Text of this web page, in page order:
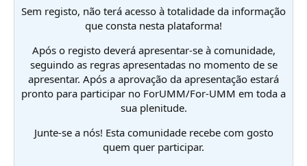
Sem registo, não terá acesso à totalidade da informação
que consta nesta plataforma!
Após o registo deverá apresentar-se à comunidade,
seguindo as regras apresentadas no momento de se
apresentar. Após a aprovação da apresentação estará
pronto para participar no ForUMM/For-UMM em toda a
sua plenitude.
Junte-se a nós! Esta comunidade recebe com gosto
quem quer participar.